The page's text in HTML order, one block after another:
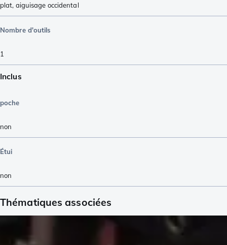
plat, aiguisage occidental
Nombre d'outils
1
Inclus
poche
non
Étui
non
Thématiques associées